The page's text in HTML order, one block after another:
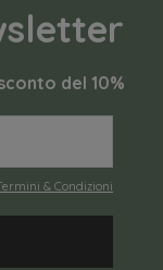
del 10%
& Condizioni